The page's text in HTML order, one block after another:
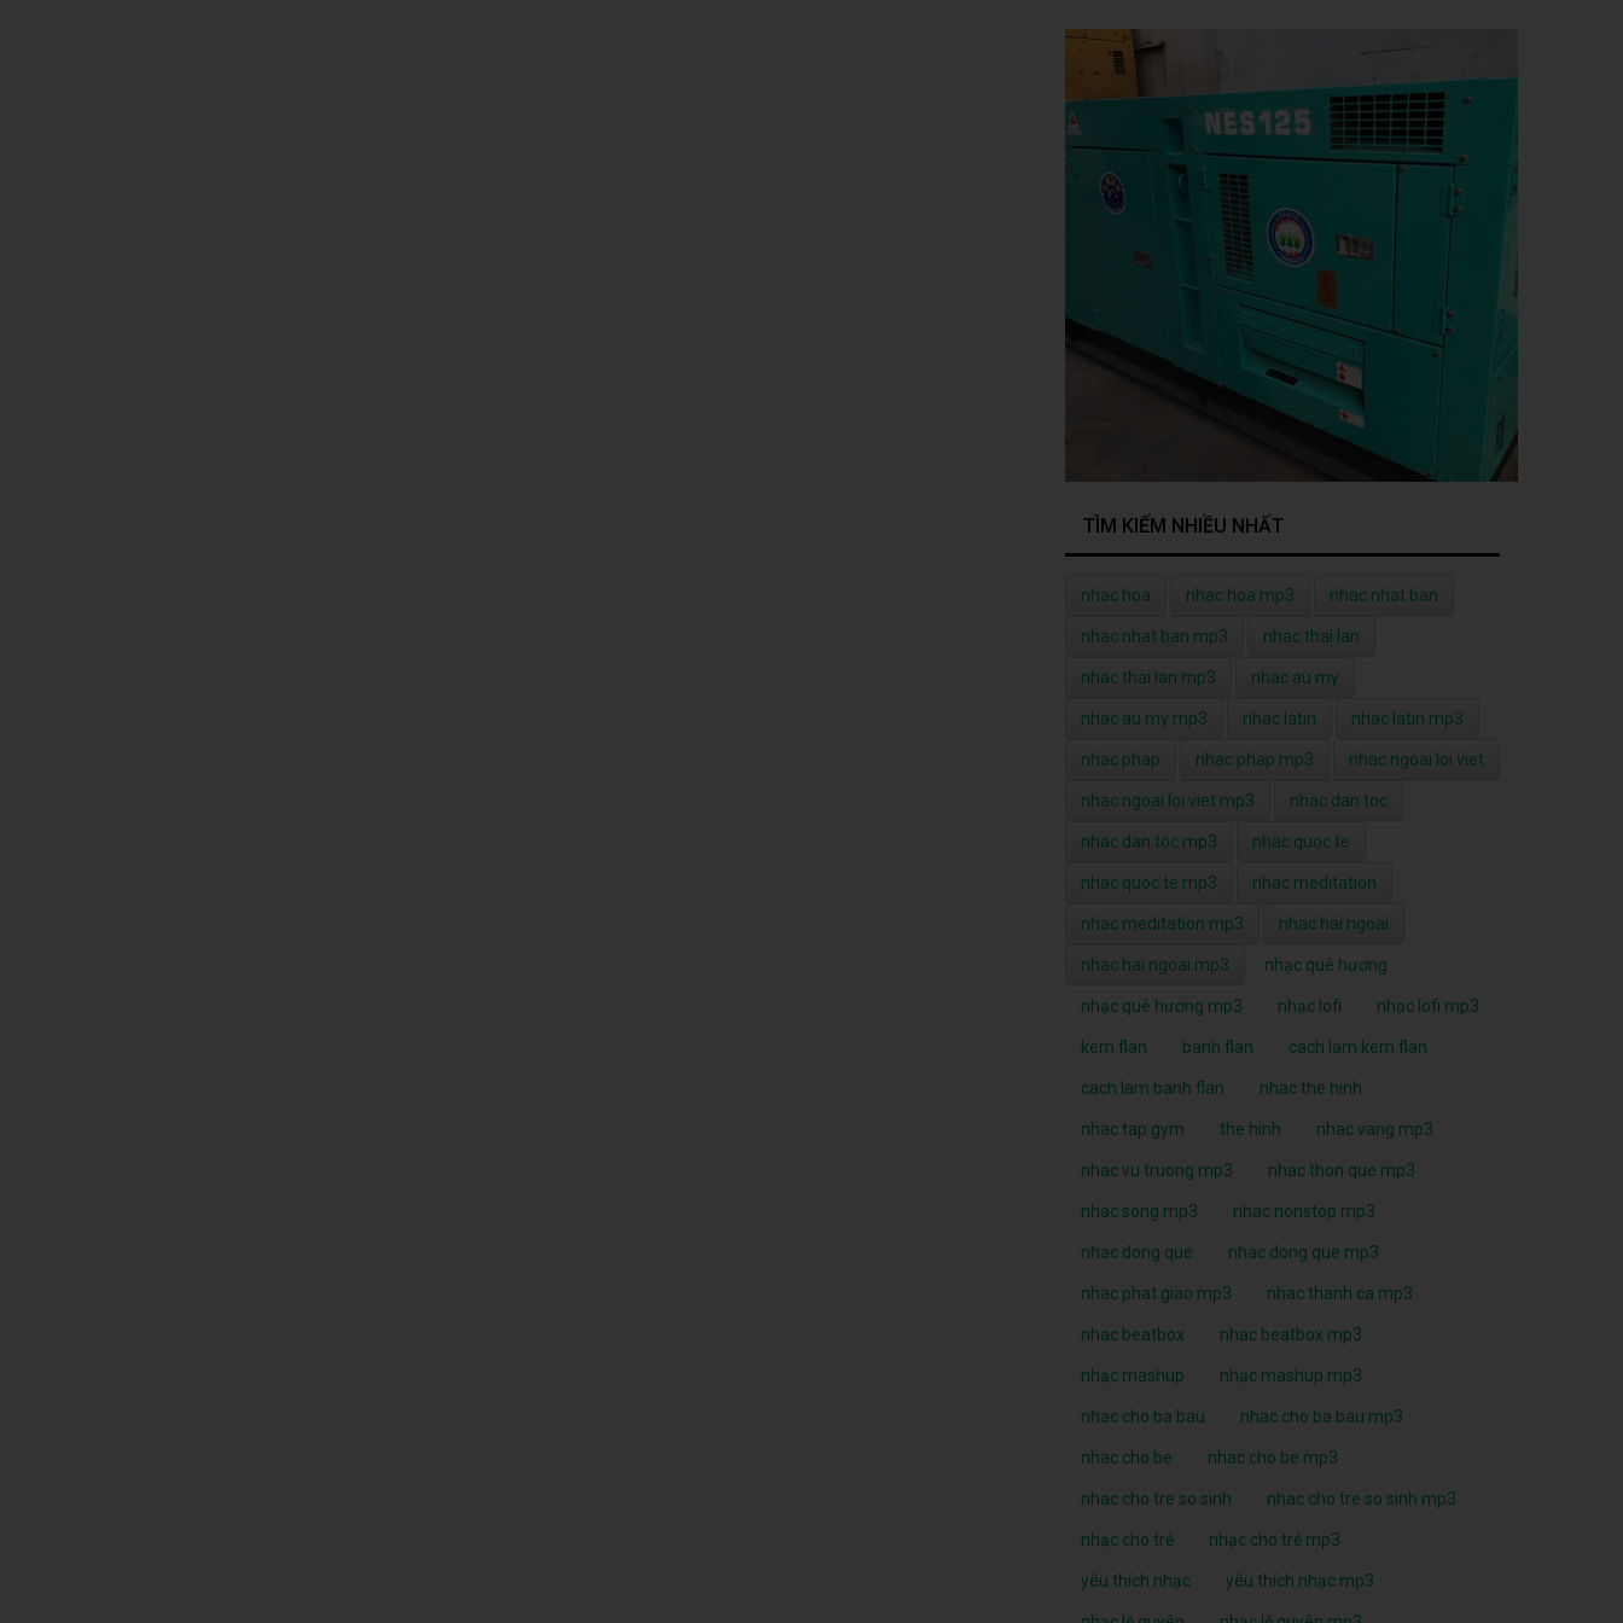
TÌM KIẾM NHIỀU NHẤT
nhac hoa nhac hoa mp3 nhac nhat ban
nhac nhat ban mp3 nhac thai lan
nhac thai lan mp3 nhac au my
nhac au my mp3 nhac latin nhac latin mp3
nhac phap nhac phap mp3 nhac ngoai loi viet
nhac ngoai loi viet mp3 nhac dan toc
nhac dan toc mp3 nhac quoc te
nhac quoc te mp3 nhac meditation
nhac meditation mp3 nhac hai ngoai
nhac hai ngoai mp3 nhạc quê hương
nhạc quê hương mp3 nhạc lofi nhạc lofi mp3
kem flan banh flan cach lam kem flan
cach lam banh flan nhac the hinh
nhac tap gym the hinh nhac vang mp3
nhac vu truong mp3 nhac thon que mp3
nhac song mp3 nhac nonstop mp3
nhac dong que nhac dong que mp3
nhac phat giao mp3 nhac thanh ca mp3
nhac beatbox nhac beatbox mp3
nhạc mashup nhạc mashup mp3
nhac cho ba bau nhac cho ba bau mp3
nhac cho be nhac cho be mp3
nhac cho tre so sinh nhac cho tre so sinh mp3
nhạc cho trẻ nhạc cho trẻ mp3
yêu thích nhạc yêu thích nhạc mp3